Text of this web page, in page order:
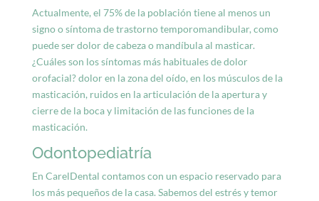
Actualmente, el 75% de la población tiene al menos un
signo o síntoma de trastorno temporomandibular, como
puede ser dolor de cabeza o mandíbula al masticar.
¿Cuáles son los síntomas más habituales de dolor
orofacial? dolor en la zona del oído, en los músculos de la
masticación, ruidos en la articulación de la apertura y
cierre de la boca y limitación de las funciones de la
masticación.
Odontopediatría
En CarelDental contamos con un espacio reservado para
los más pequeños de la casa. Sabemos del estrés y temor